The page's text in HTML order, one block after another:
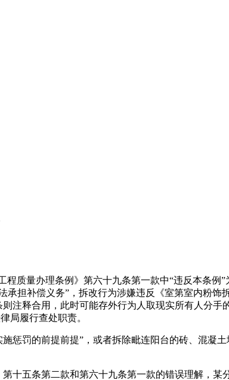
量办理条例》第六十九条第一款中“违反本条例”
担补偿义务”，拆改行为涉嫌违反《室第室内粉饰
注释合用，此时可能存外行为人取现实所有人分手
局履行查处职责。
罚的前提前提”，或者拆除毗连阳台的砖、混凝
五条第二款和第六十九条第一款的错误理解，某